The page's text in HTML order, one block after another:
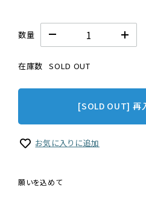
数量
在庫数 SOLD OUT
[SOLD OUT] 再
お気に入りに追加
願いを込めて